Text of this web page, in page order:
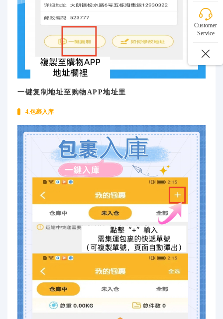
一键复制地址至购物APP地址里
4.包裹入库
Customer
Service